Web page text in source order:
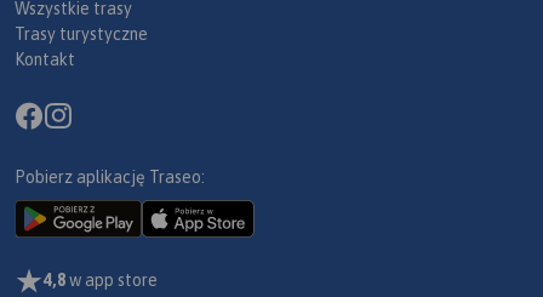
Wszystkie trasy
Trasy turystyczne
Kontakt
Pobierz aplikację Traseo:
4,8w app store